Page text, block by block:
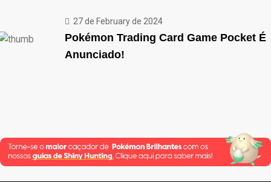
27 de February de 2024
Pokémon Trading Card Game Pocket É
Anunciado!